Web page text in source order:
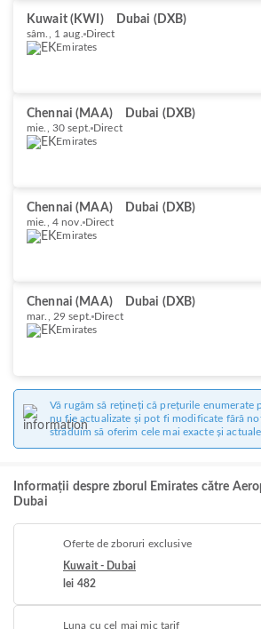
Kuwait (KWI) Dubai (DXB)
sâm., 1 aug. Direct
Emirates
Chennai (MAA) Dubai (DXB)
mie., 30 sept. Direct
Emirates
Chennai (MAA) Dubai (DXB)
mie., 4 nov. Direct
Emirates
Chennai (MAA) Dubai (DXB)
mar., 29 sept. Direct
Emirates
Vă rugăm să rețineți că prețurile enumerate
nu fie actualizate și pot fi modificate fără
străduim să oferim cele mai exacte și
Informații despre zborul Emirates către
Dubai
Oferte de zboruri exclusive
Kuwait - Dubai
lei 482
Luna cu cel mai mic tarif